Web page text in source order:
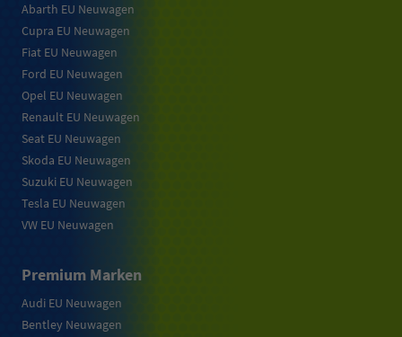
Abarth EU Neuwagen
Cupra EU Neuwagen
Fiat EU Neuwagen
Ford EU Neuwagen
Opel EU Neuwagen
Renault EU Neuwagen
Seat EU Neuwagen
Skoda EU Neuwagen
Suzuki EU Neuwagen
Tesla EU Neuwagen
VW EU Neuwagen
Premium Marken
Audi EU Neuwagen
Bentley Neuwagen